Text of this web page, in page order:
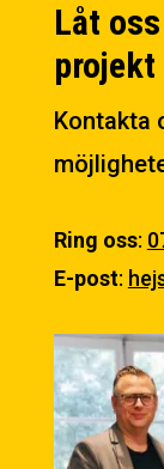
Låt
projekt
Kontakta
Ring oss:
E-post: